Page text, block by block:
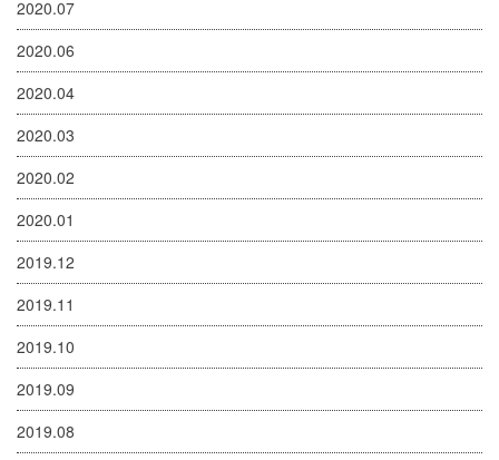
2020.07
2020.06
2020.04
2020.03
2020.02
2020.01
2019.12
2019.11
2019.10
2019.09
2019.08